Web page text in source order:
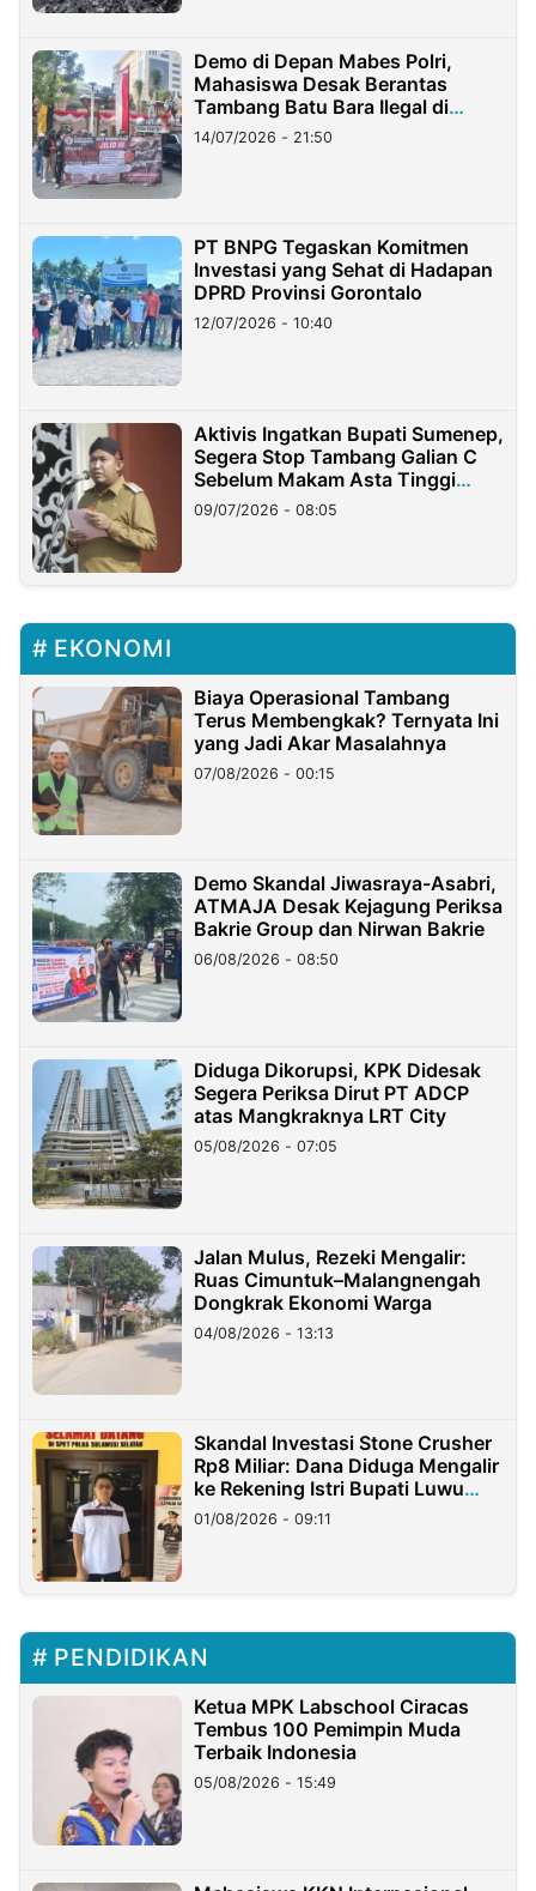
Demo di Depan Mabes Polri,
Mahasiswa Desak Berantas
Tambang Batu Bara Ilegal di
Lampung
14/07/2026 - 21:50
PT BNPG Tegaskan Komitmen
Investasi yang Sehat di Hadapan
DPRD Provinsi Gorontalo
12/07/2026 - 10:40
Aktivis Ingatkan Bupati Sumenep,
Segera Stop Tambang Galian C
Sebelum Makam Asta Tinggi
Longsor
09/07/2026 - 08:05
EKONOMI
Biaya Operasional Tambang
Terus Membengkak? Ternyata Ini
yang Jadi Akar Masalahnya
07/08/2026 - 00:15
Demo Skandal Jiwasraya-Asabri,
ATMAJA Desak Kejagung Periksa
Bakrie Group dan Nirwan Bakrie
06/08/2026 - 08:50
Diduga Dikorupsi, KPK Didesak
Segera Periksa Dirut PT ADCP
atas Mangkraknya LRT City
05/08/2026 - 07:05
Jalan Mulus, Rezeki Mengalir:
Ruas Cimuntuk–Malangnengah
Dongkrak Ekonomi Warga
04/08/2026 - 13:13
Skandal Investasi Stone Crusher
Rp8 Miliar: Dana Diduga Mengalir
ke Rekening Istri Bupati Luwu
Timur
01/08/2026 - 09:11
PENDIDIKAN
Ketua MPK Labschool Ciracas
Tembus 100 Pemimpin Muda
Terbaik Indonesia
05/08/2026 - 15:49